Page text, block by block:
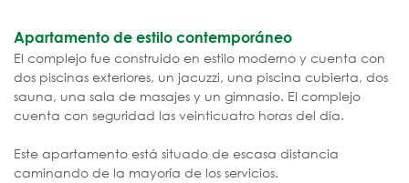
Apartamento de estilo contemporáneo
El complejo fue construido en estilo moderno y cuenta con
dos piscinas exteriores, un jacuzzi, una piscina cubierta, dos
sauna, una sala de masajes y un gimnasio. El complejo
cuenta con seguridad las veinticuatro horas del día.
Este apartamento está situado de escasa distancia
caminando de la mayoría de los servicios.